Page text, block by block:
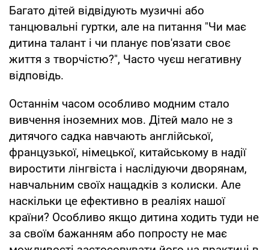
Багато дітей відвідують музичні або
танцювальні гуртки, але на питання "Чи має
дитина талант і чи планує пов'язати своє
життя з творчістю?", Часто чуєш негативну
відповідь.
Останнім часом особливо модним стало
вивчення іноземних мов. Дітей мало не з
дитячого садка навчають англійської,
французької, німецької, китайському в надії
виростити лінгвіста і наслідуючи дворянам,
навчальним своїх нащадків з колиски. Але
наскільки це ефективно в реаліях нашої
країни? Особливо якщо дитина ходить туди не
за своїм бажанням або попросту не має